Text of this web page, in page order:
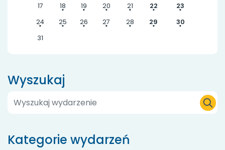
Wyszukaj
Kategorie wydarzeń
17
18 19 20 21 22
23
24
25 26 27 28 29
30
31